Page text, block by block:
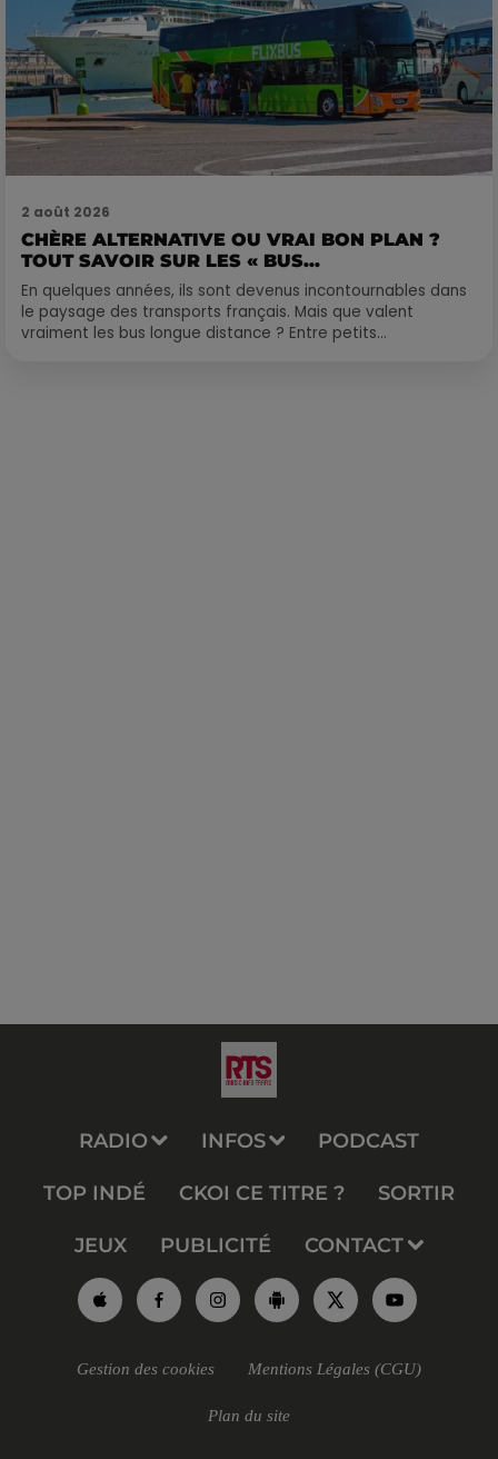
2 août 2026
CHÈRE ALTERNATIVE OU VRAI BON PLAN ?
TOUT SAVOIR SUR LES « BUS...
En quelques années, ils sont devenus incontournables dans
le paysage des transports français. Mais que valent
vraiment les bus longue distance ? Entre petits...
RADIO INFOS PODCAST
TOP INDÉ CKOI CE TITRE ? SORTIR
JEUX PUBLICITÉ CONTACT
Gestion des cookies Mentions Légales (CGU)
Plan du site